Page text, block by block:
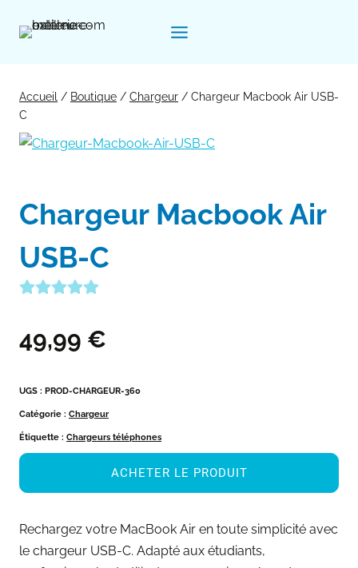
Accueil / Boutique / Chargeur / Chargeur Macbook Air USB-
C
Chargeur Macbook Air
USB-C
49,99 €
UGS : PROD-CHARGEUR-360
Catégorie : Chargeur
Étiquette : Chargeurs téléphones
ACHETER LE PRODUIT
Rechargez votre MacBook Air en toute simplicité avec
le chargeur USB-C. Adapté aux étudiants,